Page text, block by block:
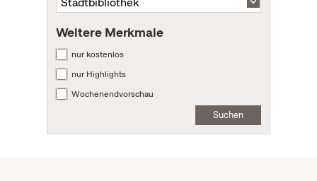
Weitere Merkmale
nur kostenlos
nur Highlights
Wochenendvorschau
Suchen